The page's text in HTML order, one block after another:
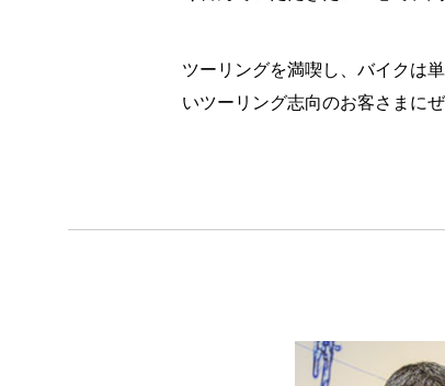
ツーリングを満喫し、バイクは
いツーリング志向のお客さまに